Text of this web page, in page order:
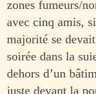
zones fumeurs/
avec cinq amis,
majorité se
soirée dans la
dehors d’un
juste devant la